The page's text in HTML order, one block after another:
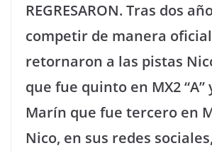
REGRESARON. Tras dos
competir de manera
retornaron a las pistas
que fue quinto en MX2 “A”
Marín que fue tercero en
Nico, en sus redes